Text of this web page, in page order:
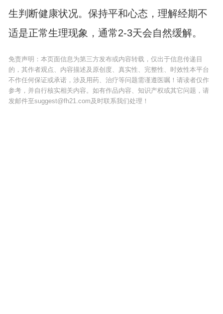
生判断健康状况。保持平和心态，理解经期不
适是正常生理现象，通常2-3天会自然缓解。
免责声明：本页面信息为第三方发布或内容转载，仅出于信息传递目
的，其作者观点、内容描述及原创度、真实性、完整性、时效性本平台
不作任何保证或承诺，涉及用药、治疗等问题需谨遵医嘱！请读者仅作
参考，并自行核实相关内容。如有作品内容、知识产权或其它问题，请
发邮件至suggest@fh21.com及时联系我们处理！